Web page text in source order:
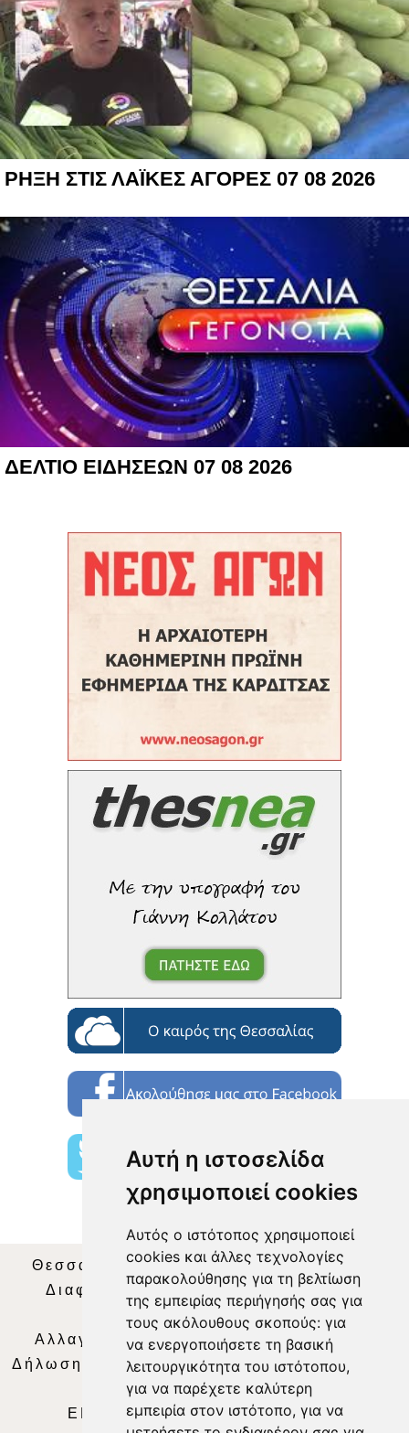
Αυτή η ιστοσελίδα
χρησιμοποιεί cookies
Αυτός ο ιστότοπος χρησιμοποιεί
cookies και άλλες τεχνολογίες
παρακολούθησης για τη βελτίωση
της εμπειρίας περιήγησής σας για
τους ακόλουθους σκοπούς: για
να ενεργοποιήσετε τη βασική
λειτουργικότητα του ιστότοπου,
για να παρέχετε καλύτερη
εμπειρία στον ιστότοπο, για να
ΡΗΞΗ ΣΤΙΣ ΛΑΪΚΕΣ ΑΓΟΡΕΣ 07 08 2026
ΔΕΛΤΙΟ ΕΙΔΗΣΕΩΝ 07 08 2026
Θεσσαλία Τηλεόραση|SNG Services
Διαφήμιση | Όροι Χρήσης |Δήλωση
Απορρήτου |
Περιεχόμενο
Αλλαγή Προτιμήσεων για τα Cookies
Δήλωση συμμόρφωσης με τη σύσταση (ΕΕ)
2018/334|Ταυτότητα
ΕΝΗΜΕΡΩΣΗ |WEB TV| LIVE